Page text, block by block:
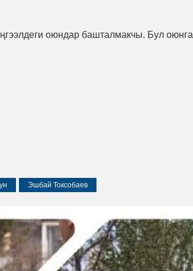
оюндар башталмакчы. Бул оюнга
Эшбай Токсобаев